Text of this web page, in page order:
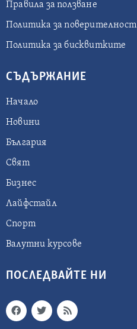
Правила за ползване
Политика за поверителност
Политика за бисквитките
СЪДЪРЖАНИЕ
Начало
Новини
България
Свят
Бизнес
Лайфстайл
Спорт
Валутни курсове
ПОСЛЕДВАЙТЕ НИ